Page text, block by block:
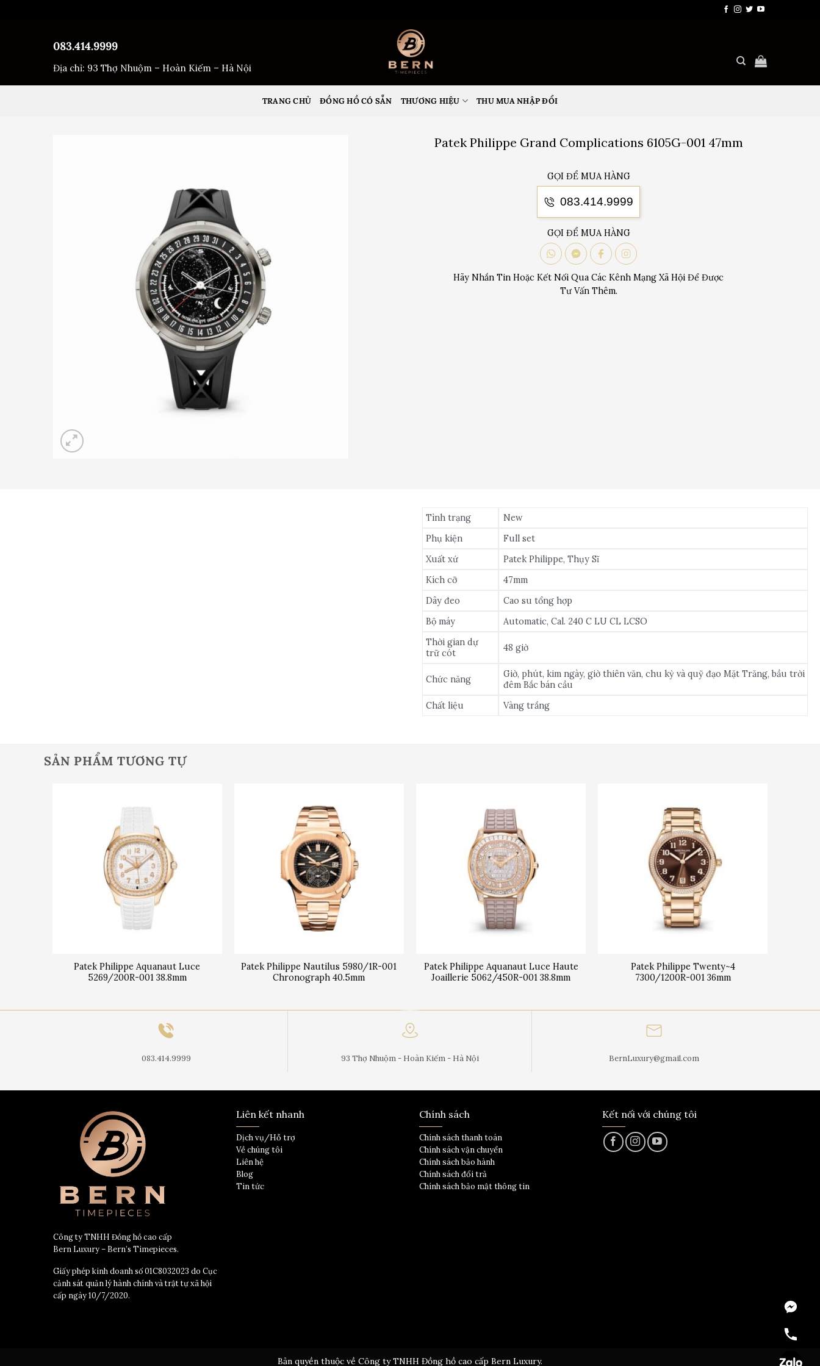
083.414.9999
Địa chỉ: 93 Thợ Nhuộm – Hoàn Kiếm – Hà Nội
TRANG CHỦ ĐỒNG HỒ CÓ SẴN THƯƠNG HIỆU THU MUA NHẬP ĐỔI
Patek Philippe Grand Complications 6105G-001 47mm
GỌI ĐỂ MUA HÀNG
083.414.9999
GỌI ĐỂ MUA HÀNG
Hãy Nhắn Tin Hoặc Kết Nối Qua Các Kênh Mạng Xã Hội Để Được
Tư Vấn Thêm.
Tình trạng
New
Phụ kiện
Full set
Xuất xứ
Patek Philippe, Thụy Sĩ
Kích cỡ
47mm
Dây đeo
Cao su tổng hợp
Bộ máy
Automatic, Cal. 240 C LU CL LCSO
Thời gian dự
trữ cót
48 giờ
Chức năng
Giờ, phút, kim ngày, giờ thiên văn, chu kỳ và quỹ đạo Mặt Trăng, bầu trời
đêm Bắc bán cầu
Chất liệu
Vàng trắng
SẢN PHẨM TƯƠNG TỰ
Patek Philippe Aquanaut Luce
5269/200R-001 38.8mm
Patek Philippe Nautilus 5980/1R-001
Chronograph 40.5mm
Patek Philippe Aquanaut Luce Haute
Joaillerie 5062/450R-001 38.8mm
Patek Philippe Twenty~4
7300/1200R-001 36mm
083.414.9999 93 Thợ Nhuộm - Hoàn Kiếm - Hà Nội BernLuxury@gmail.com
Công ty TNHH Đồng hồ cao cấp
Bern Luxury – Bern’s Timepieces.
Giấy phép kinh doanh số 01C8032023 do Cục
cảnh sát quản lý hành chính và trật tự xã hội
cấp ngày 10/7/2020.
Liên kết nhanh
Dịch vụ/Hỗ trợ
Về chúng tôi
Liên hệ
Blog
Tin tức
Chính sách
Chính sách thanh toán
Chính sách vận chuyển
Chính sách bảo hành
Chính sách đổi trả
Chính sách bảo mật thông tin
Kết nối với chúng tôi
Bản quyền thuộc về Công ty TNHH Đồng hồ cao cấp Bern Luxury.